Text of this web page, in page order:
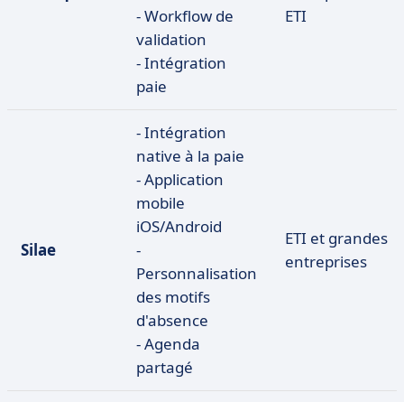
- Workflow de
validation
- Intégration
paie
ETI
Silae
- Intégration
native à la paie
- Application
mobile
iOS/Android
-
Personnalisation
des motifs
d'absence
- Agenda
partagé
ETI et grandes
entreprises